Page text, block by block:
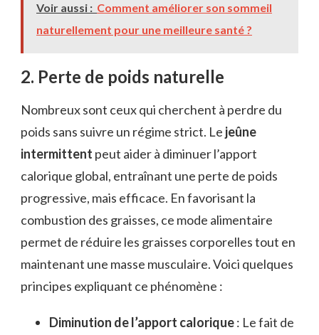
Voir aussi : Comment améliorer son sommeil
naturellement pour une meilleure santé ?
2. Perte de poids naturelle
Nombreux sont ceux qui cherchent à perdre du
poids sans suivre un régime strict. Le jeûne
intermittent peut aider à diminuer l’apport
calorique global, entraînant une perte de poids
progressive, mais efficace. En favorisant la
combustion des graisses, ce mode alimentaire
permet de réduire les graisses corporelles tout en
maintenant une masse musculaire. Voici quelques
principes expliquant ce phénomène :
Diminution de l’apport calorique: Le fait de